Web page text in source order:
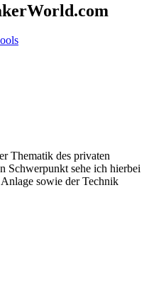
Thematik des privaten
Schwerpunkt sehe ich hierbei
sowie der Technik